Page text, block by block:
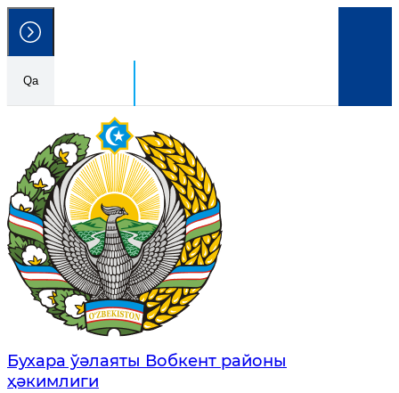
Qa
Ózbekstan Respublikası
Húkimetlik portalı
Бухара ўәлаяты Вобкент районы
ҳәкимлиги